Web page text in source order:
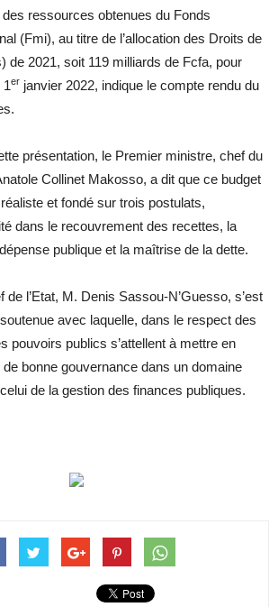
des ressources obtenues du Fonds
(Fmi), au titre de l’allocation des Droits de
de 2021, soit 119 milliards de Fcfa, pour
1er janvier 2022, indique le compte rendu du
présentation, le Premier ministre, chef du
Collinet Makosso, a dit que ce budget
et fondé sur trois postulats,
dans le recouvrement des recettes, la
publique et la maîtrise de la dette.
de l’Etat, M. Denis Sassou-N’Guesso, s’est
avec laquelle, dans le respect des
pouvoirs publics s’attellent à mettre en
bonne gouvernance dans un domaine
de la gestion des finances publiques.